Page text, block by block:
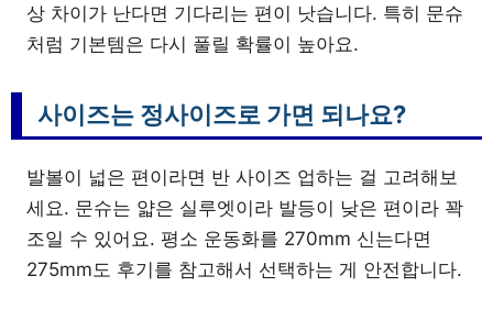
상 차이가 난다면 기다리는 편이 낫습니다. 특히 문슈
처럼 기본템은 다시 풀릴 확률이 높아요.
사이즈는 정사이즈로 가면 되나요?
발볼이 넓은 편이라면 반 사이즈 업하는 걸 고려해보
세요. 문슈는 얇은 실루엣이라 발등이 낮은 편이라 꽉
조일 수 있어요. 평소 운동화를 270mm 신는다면
275mm도 후기를 참고해서 선택하는 게 안전합니다.